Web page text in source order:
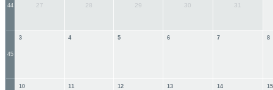
44 27 28 29 30 31
45
3 4 5 6 7 8
10 11 12 13 14 15